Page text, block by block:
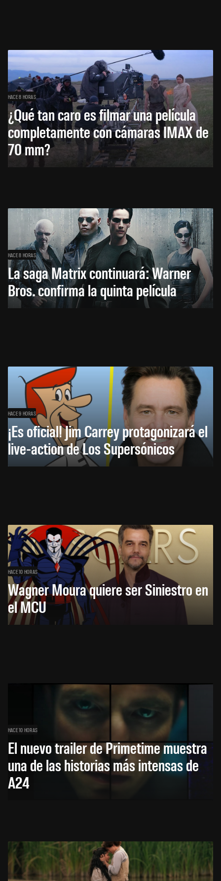
HACE 8 HORAS
¿Qué tan caro es filmar una película
completamente con cámaras IMAX de
70 mm?
HACE 8 HORAS
La saga Matrix continuará: Warner
Bros. confirma la quinta película
HACE 9 HORAS
¡Es oficial! Jim Carrey protagonizará el
live-action de Los Supersónicos
HACE 10 HORAS
Wagner Moura quiere ser Siniestro en
el MCU
HACE 10 HORAS
El nuevo trailer de Primetime muestra
una de las historias más intensas de
A24